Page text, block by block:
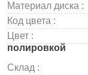
Материал диска :
Код цвета :
Цвет :
полировкой
Склад :